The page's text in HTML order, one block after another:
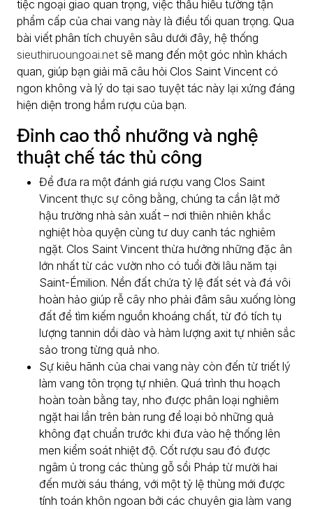
tiệc ngoại giao quan trọng, việc thấu hiểu tường tận
phẩm cấp của chai vang này là điều tối quan trọng. Qua
bài viết phân tích chuyên sâu dưới đây, hệ thống
sieuthiruoungoai.net sẽ mang đến một góc nhìn khách
quan, giúp bạn giải mã câu hỏi Clos Saint Vincent có
ngon không và lý do tại sao tuyệt tác này lại xứng đáng
hiện diện trong hầm rượu của bạn.
Đỉnh cao thổ nhưỡng và nghệ
thuật chế tác thủ công
Để đưa ra một đánh giá rượu vang Clos Saint
Vincent thực sự công bằng, chúng ta cần lật mở
hậu trường nhà sản xuất – nơi thiên nhiên khắc
nghiệt hòa quyện cùng tư duy canh tác nghiêm
ngặt. Clos Saint Vincent thừa hưởng những đặc ân
lớn nhất từ các vườn nho có tuổi đời lâu năm tại
Saint-Émilion. Nền đất chứa tỷ lệ đất sét và đá vôi
hoàn hảo giúp rễ cây nho phải đâm sâu xuống lòng
đất để tìm kiếm nguồn khoáng chất, từ đó tích tụ
lượng tannin dồi dào và hàm lượng axit tự nhiên sắc
sảo trong từng quả nho.
Sự kiêu hãnh của chai vang này còn đến từ triết lý
làm vang tôn trọng tự nhiên. Quá trình thu hoạch
hoàn toàn bằng tay, nho được phân loại nghiêm
ngặt hai lần trên bàn rung để loại bỏ những quả
không đạt chuẩn trước khi đưa vào hệ thống lên
men kiểm soát nhiệt độ. Cốt rượu sau đó được
ngâm ủ trong các thùng gỗ sồi Pháp từ mười hai
đến mười sáu tháng, với một tỷ lệ thùng mới được
tính toán khôn ngoan bởi các chuyên gia làm vang